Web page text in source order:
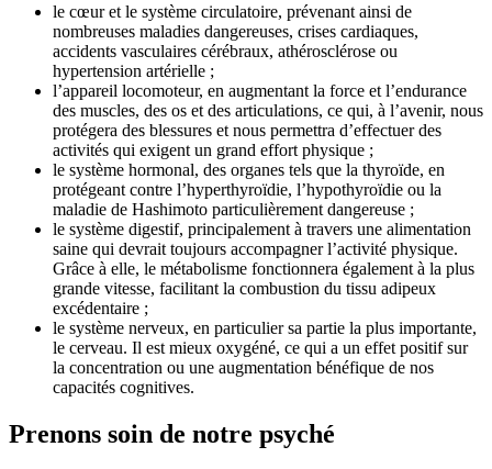
le cœur et le système circulatoire, prévenant ainsi de
nombreuses maladies dangereuses, crises cardiaques,
accidents vasculaires cérébraux, athérosclérose ou
hypertension artérielle ;
l’appareil locomoteur, en augmentant la force et l’endurance
des muscles, des os et des articulations, ce qui, à l’avenir, nous
protégera des blessures et nous permettra d’effectuer des
activités qui exigent un grand effort physique ;
le système hormonal, des organes tels que la thyroïde, en
protégeant contre l’hyperthyroïdie, l’hypothyroïdie ou la
maladie de Hashimoto particulièrement dangereuse ;
le système digestif, principalement à travers une alimentation
saine qui devrait toujours accompagner l’activité physique.
Grâce à elle, le métabolisme fonctionnera également à la plus
grande vitesse, facilitant la combustion du tissu adipeux
excédentaire ;
le système nerveux, en particulier sa partie la plus importante,
le cerveau. Il est mieux oxygéné, ce qui a un effet positif sur
la concentration ou une augmentation bénéfique de nos
capacités cognitives.
Prenons soin de notre psyché